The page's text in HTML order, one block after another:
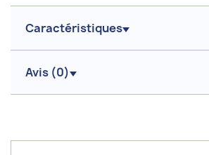
Caractéristiques
Avis (0)